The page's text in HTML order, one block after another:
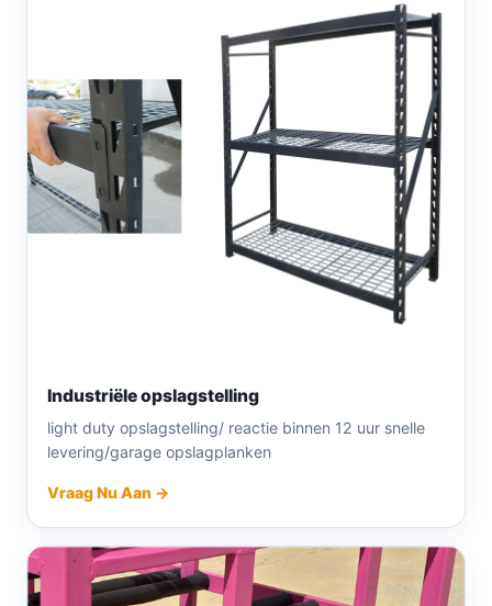
Industriële opslagstelling
light duty opslagstelling/ reactie binnen 12 uur snelle
levering/garage opslagplanken
Vraag Nu Aan →